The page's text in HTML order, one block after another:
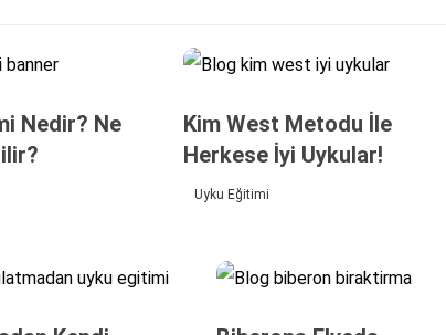
Nedir? Ne
Kim West Metodu İle
Herkese İyi Uykular!
Uyku Eğitimi